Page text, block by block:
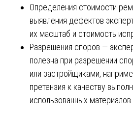
Определения стоимости
выявления дефектов
их масштаб и стоимость
Разрешения споров —
полезна при разрешении
или застройщиками,
претензия к качеству
использованных материалов.